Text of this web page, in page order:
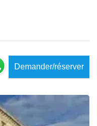
Demander/réserver